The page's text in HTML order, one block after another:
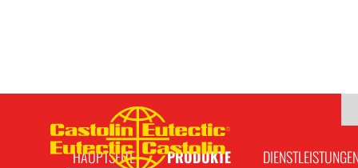
HAUPTSEITE PRODUKTE DIENSTLEISTUNGEN
Kontaktdüse / M8 x 1,5 Ø 2,0mm